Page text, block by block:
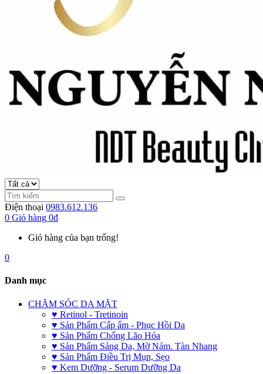
Điện thoại 0983.612.136
0 Giỏ hàng 0đ
Giỏ hàng của bạn trống!
0
Danh mục
CHĂM SÓC DA MẶT
♥ Retinol - Tretinoin
♥ Sản Phẩm Cấp ẩm - Phục Hồi Da
♥ Sản Phẩm Chống Lão Hóa
♥ Sản Phẩm Sáng Da, Mờ Nám. Tàn Nhang
♥ Sản Phẩm Điều Trị Mụn, Sẹo
♥ Kem Dưỡng - Serum Dưỡng Da